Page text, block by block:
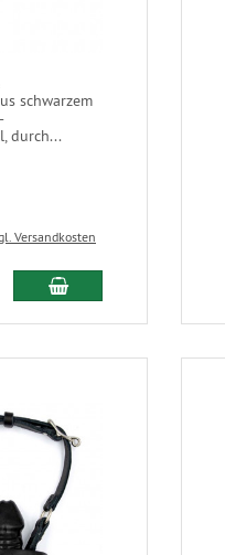
schwarzem
durch...
Versandkosten